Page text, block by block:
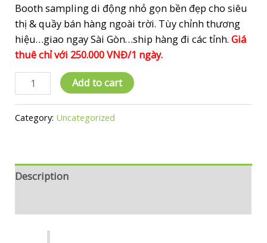
Booth sampling di động nhỏ gọn bền đẹp cho siêu
thị & quầy bán hàng ngoài trời. Tùy chỉnh thương
hiệu…giao ngay Sài Gòn…ship hàng đi các tỉnh.Giá
thuê chỉ với 250.000 VNĐ/1 ngày.
[Mới
2026]
Sampling
Di
Nhỏ
Add to cart
Category: Uncategorized
Description